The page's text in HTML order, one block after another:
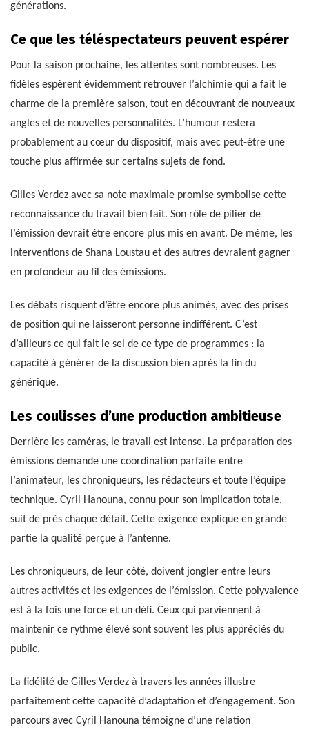
générations.
Ce que les téléspectateurs peuvent espérer
Pour la saison prochaine, les attentes sont nombreuses. Les
fidèles espèrent évidemment retrouver l’alchimie qui a fait le
charme de la première saison, tout en découvrant de nouveaux
angles et de nouvelles personnalités. L’humour restera
probablement au cœur du dispositif, mais avec peut-être une
touche plus affirmée sur certains sujets de fond.
Gilles Verdez avec sa note maximale promise symbolise cette
reconnaissance du travail bien fait. Son rôle de pilier de
l’émission devrait être encore plus mis en avant. De même, les
interventions de Shana Loustau et des autres devraient gagner
en profondeur au fil des émissions.
Les débats risquent d’être encore plus animés, avec des prises
de position qui ne laisseront personne indifférent. C’est
d’ailleurs ce qui fait le sel de ce type de programmes : la
capacité à générer de la discussion bien après la fin du
générique.
Les coulisses d’une production ambitieuse
Derrière les caméras, le travail est intense. La préparation des
émissions demande une coordination parfaite entre
l’animateur, les chroniqueurs, les rédacteurs et toute l’équipe
technique. Cyril Hanouna, connu pour son implication totale,
suit de près chaque détail. Cette exigence explique en grande
partie la qualité perçue à l’antenne.
Les chroniqueurs, de leur côté, doivent jongler entre leurs
autres activités et les exigences de l’émission. Cette polyvalence
est à la fois une force et un défi. Ceux qui parviennent à
maintenir ce rythme élevé sont souvent les plus appréciés du
public.
La fidélité de Gilles Verdez à travers les années illustre
parfaitement cette capacité d’adaptation et d’engagement. Son
parcours avec Cyril Hanouna témoigne d’une relation